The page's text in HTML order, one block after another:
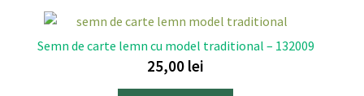
Semn de carte lemn cu model traditional – 132009
25,00 lei